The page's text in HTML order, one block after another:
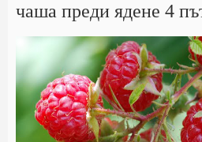
чаша преди ядене 4